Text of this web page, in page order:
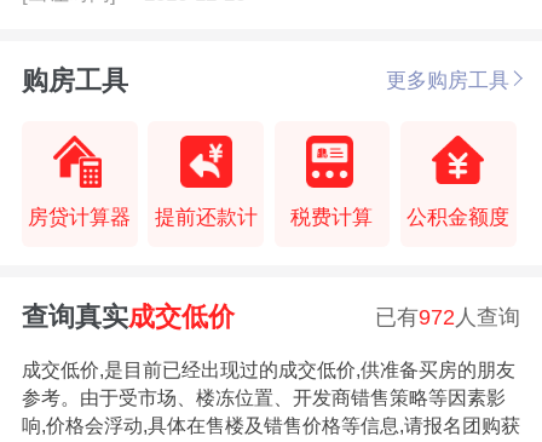
购房工具 更多购房工具
房贷计算器 提前还款计 税费计算 公积金额度
查询真实成交低价 已有972 人查询
成交低价,是目前已经出现过的成交低价,供准备买房的朋友
参考。由于受市场、楼冻位置、开发商错售策略等因素影
响,价格会浮动,具体在售楼及错售价格等信息,请报名团购获